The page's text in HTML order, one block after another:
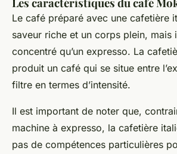
Le café préparé avec une cafetière
saveur riche et un corps plein, mais
concentré qu’un expresso. La
produit un café qui se situe entre
filtre en termes d’intensité.
Il est important de noter que,
machine à expresso, la cafetière
pas de compétences particulières